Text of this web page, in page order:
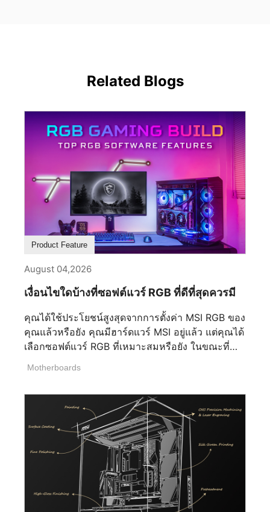
Related Blogs
Product Feature
August 04,2026
เงื่อนไขใดบ้างที่ซอฟต์แวร์ RGB ที่ดีที่สุดควรมี
คุณได้ใช้ประโยชน์สูงสุดจากการตั้งค่า MSI RGB ของ
คุณแล้วหรือยัง คุณมีฮาร์ดแวร์ MSI อยู่แล้ว แต่คุณได้
เลือกซอฟต์แวร์ RGB ที่เหมาะสมหรือยัง ในขณะที่
สามารถช่วยให้คุณใช้ประโยชน์เต็มที่จากระบบนิเวศ
MSI หลีกเลี่ยงความซับซ้อนในการตั้งค่าที่ไม่จำเป็น
หรือแม้กระทั่งปรับปรุงประสิทธิภาพของเครื่อง
คอมพิวเตอร์เกม RGB ของคุณ ซอฟต์แวร์ RGB ที่ดี
ที่สุดควรช่วยเพิ่มประสบการณ์ของคุณ ไม่ใช่เป็น
อุปสรรค ทำให้การเลือกของคุณเป็นเรื่องสำคัญ อะไร
คือเงื่อนไขสำคัญ 5 ประการที่กำหนดซอฟต์แวร์ RGB
ที่ดีที่สุด? 1. ซอฟต์แวร์รองรับการใช้งานร่วมกัน
Motherboards